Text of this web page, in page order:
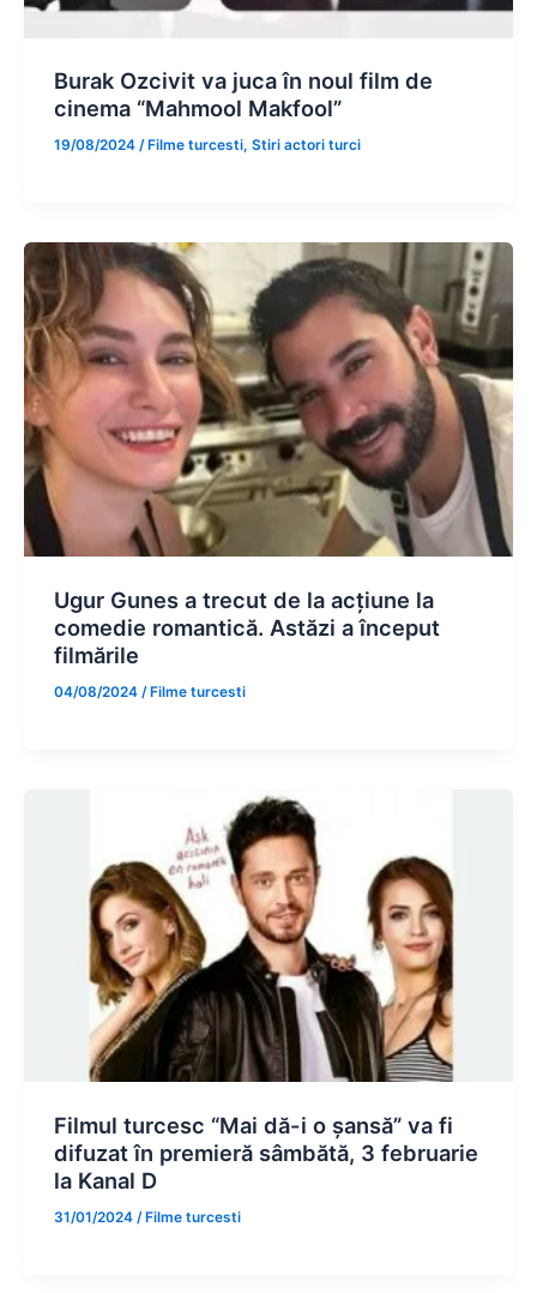
Burak Ozcivit va juca în noul film de
cinema “Mahmool Makfool”
19/08/2024 / Filme turcesti, Stiri actori turci
Ugur Gunes a trecut de la acțiune la
comedie romantică. Astăzi a început
filmările
04/08/2024 / Filme turcesti
Filmul turcesc “Mai dă-i o șansă” va fi
difuzat în premieră sâmbătă, 3 februarie
la Kanal D
31/01/2024 / Filme turcesti